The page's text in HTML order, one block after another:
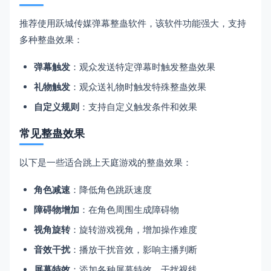
推荐使用跃城传媒弹幕整蛊软件，该软件功能强大，支持
多种整蛊效果：
弹幕触发 ：观众发送特定弹幕时触发整蛊效果
礼物触发 ：观众送礼物时触发特殊整蛊效果
自定义规则 ：支持自定义触发条件和效果
常见整蛊效果
以下是一些适合跳上天庭游戏的整蛊效果：
角色减速 ：降低角色跳跃速度
障碍物增加 ：在角色周围生成障碍物
视角旋转：旋转游戏视角，增加操作难度
音效干扰：播放干扰音效，影响主播判断